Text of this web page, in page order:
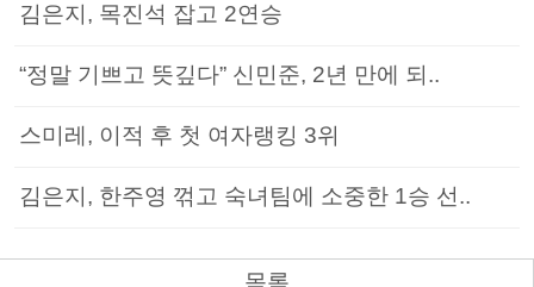
김은지, 목진석 잡고 2연승
“정말 기쁘고 뜻깊다” 신민준, 2년 만에 되..
스미레, 이적 후 첫 여자랭킹 3위
김은지, 한주영 꺾고 숙녀팀에 소중한 1승 선..
목록